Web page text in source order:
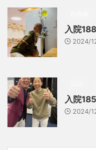
入院
2024/
入院
2024/